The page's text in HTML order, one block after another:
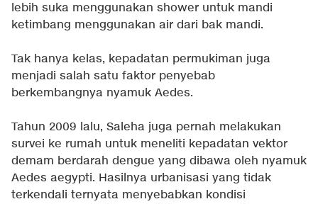
lebih suka menggunakan shower untuk mandi
ketimbang menggunakan air dari bak mandi.
Tak hanya kelas, kepadatan permukiman juga
menjadi salah satu faktor penyebab
berkembangnya nyamuk Aedes.
Tahun 2009 lalu, Saleha juga pernah melakukan
survei ke rumah untuk meneliti kepadatan vektor
demam berdarah dengue yang dibawa oleh nyamuk
Aedes aegypti. Hasilnya urbanisasi yang tidak
terkendali ternyata menyebabkan kondisi